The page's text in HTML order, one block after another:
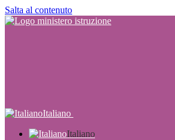
Salta al contenuto
Italiano
Italiano